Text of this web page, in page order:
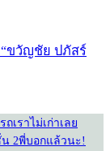
“ขวัญชัย ปภัสร์
รถเราไม่เก่าเลย
2พี่บอกแล้วนะ!